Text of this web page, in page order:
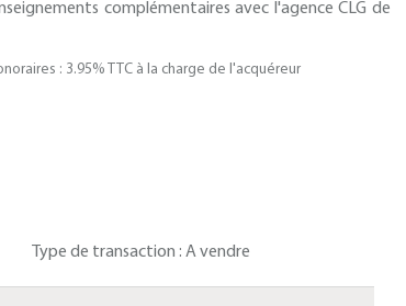
complémentaires avec l'agence CLG de
: 3.95% TTC à la charge de l'acquéreur
Type de transaction : A vendre